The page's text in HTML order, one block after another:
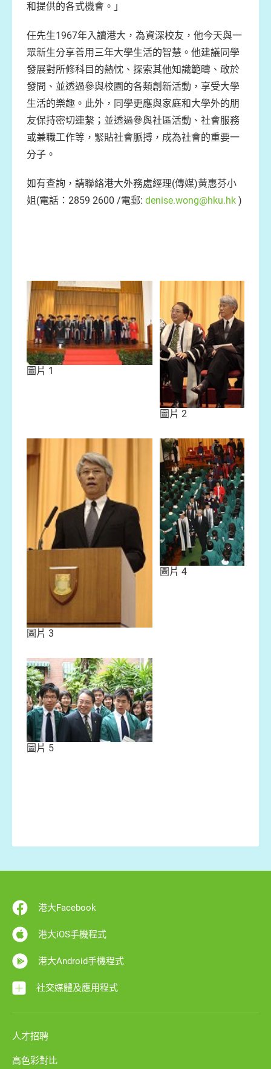
和提供的各式機會。」
任先生1967年入讀港大，為資深校友，他今天與一
眾新生分享善用三年大學生活的智慧。他建議同學
發展對所修科目的熱忱、探索其他知識範疇、敢於
發問、並透過參與校園的各類創新活動，享受大學
生活的樂趣。此外，同學更應與家庭和大學外的朋
友保持密切連繫；並透過參與社區活動、社會服務
或兼職工作等，緊貼社會脈搏，成為社會的重要一
分子。
如有查詢，請聯絡港大外務處經理(傳媒)黃惠芬小
姐(電話：2859 2600 /電郵: denise.wong@hku.hk )
圖片 1
圖片 2
圖片 3
圖片 4
圖片 5
港大Facebook
港大iOS手機程式
港大Android手機程式
社交媒體及應用程式
人才招聘
高色彩對比